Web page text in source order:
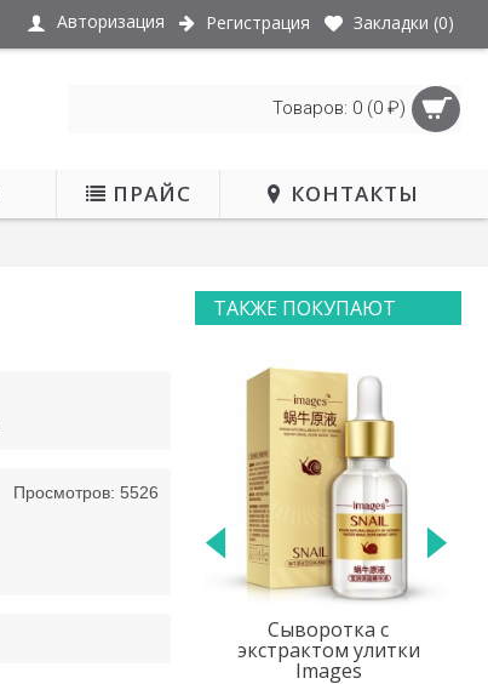
Авторизация Регистрация Закладки (0)
Товаров: 0 (0 ₽)
ПРАЙС КОНТАКТЫ
ТАКЖЕ ПОКУПАЮТ
НЕТ В НАЛИЧИИ
Маска под
водорослями
Просмотров: 5526